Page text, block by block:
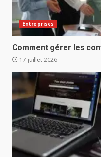
Entreprises
Comment gérer les
17 juillet 2026